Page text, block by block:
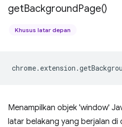
getBackgroundPage()
Khusus latar depan
chrome. extension .
Menampilkan objek 'window'
latar belakang yang berjalan di